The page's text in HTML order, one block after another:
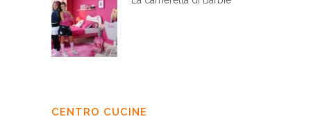
CENTRO CUCINE